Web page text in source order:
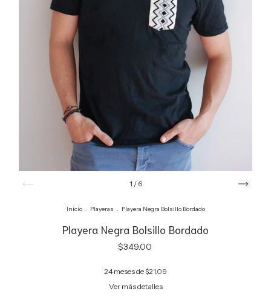
1 / 6
Inicio . Playeras . Playera Negra Bolsillo Bordado
Playera Negra Bolsillo Bordado
$349.00
24 meses de$21.09
Ver más detalles